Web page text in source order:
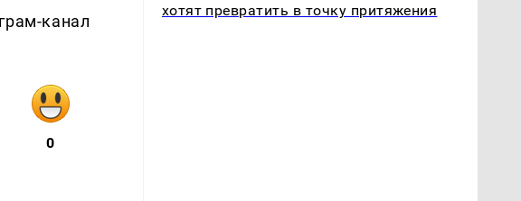
канал
0
хотят превратить в точку притяжения